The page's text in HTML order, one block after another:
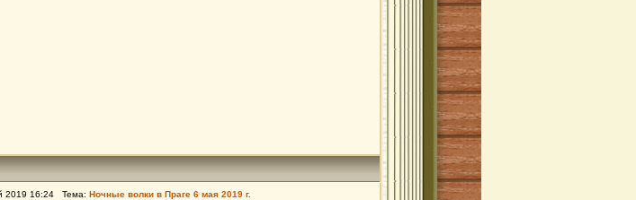
2019 16:24 Тема: Ночные волки в Прагe 6 мая 2019 г.